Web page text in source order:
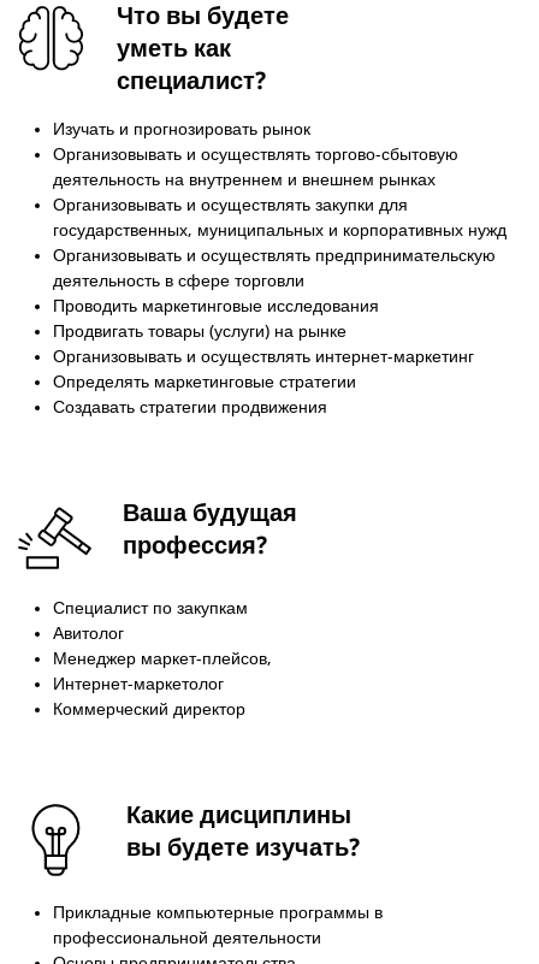
Что вы будете
уметь как
специалист?
Изучать и прогнозировать рынок
Организовывать и осуществлять торгово-сбытовую
деятельность на внутреннем и внешнем рынках
Организовывать и осуществлять закупки для
государственных, муниципальных и корпоративных нужд
Организовывать и осуществлять предпринимательскую
деятельность в сфере торговли
Проводить маркетинговые исследования
Продвигать товары (услуги) на рынке
Организовывать и осуществлять интернет-маркетинг
Определять маркетинговые стратегии
Создавать стратегии продвижения
Ваша будущая
профессия?
Специалист по закупкам
Авитолог
Менеджер маркет-плейсов,
Интернет-маркетолог
Коммерческий директор
Какие дисциплины
вы будете изучать?
Прикладные компьютерные программы в
профессиональной деятельности